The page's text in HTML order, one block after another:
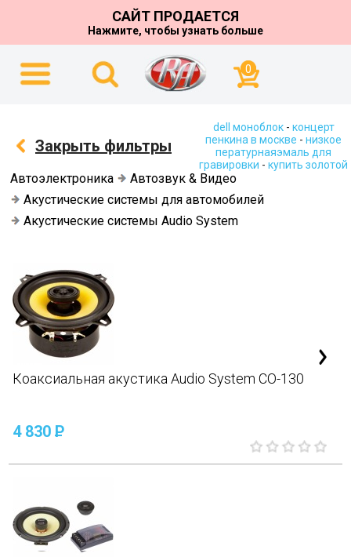
САЙТ ПРОДАЕТСЯ
Нажмите, чтобы узнать больше
0
Закрыть фильтры
Автоэлектроника
Автозвук & Видео
Акустические системы для автомобилей
Акустические системы Audio System
Коаксиальная акустика Audio System CO-130
4 830P
dell моноблок- концерт
пенкина в москве - низкое
пературнаяэмаль для
гравировки - купить золотой